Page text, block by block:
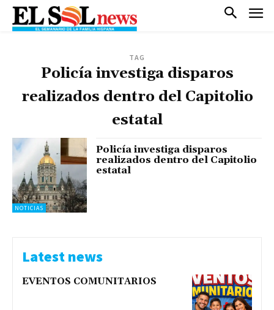
TAG
Policía investiga disparos
realizados dentro del Capitolio
estatal
NOTICIAS
Policía investiga disparos
realizados dentro del Capitolio
estatal
Latest news
EVENTOS COMUNITARIOS